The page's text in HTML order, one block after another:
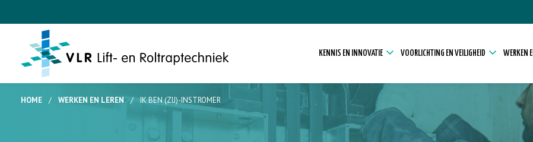
KENNIS EN INNOVATIE VOORLICHTING EN VEILIGHEID WERKEN
HOME / WERKEN EN LEREN / IK BEN (ZIJ)-INSTROMER